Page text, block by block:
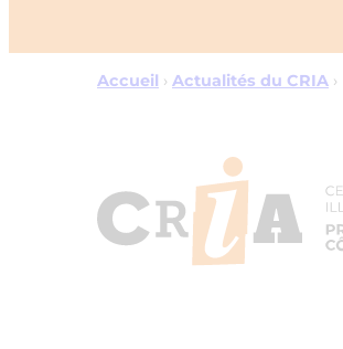
Accueil › Actualités du CRIA ›